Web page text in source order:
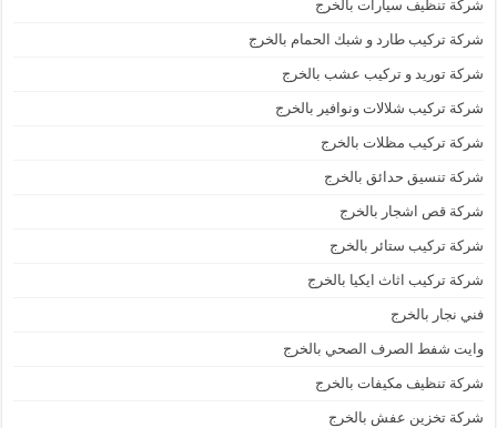
شركة تنظيف سيارات بالخرج
شركة تركيب طارد و شبك الحمام بالخرج
شركة توريد و تركيب عشب بالخرج
شركة تركيب شلالات ونوافير بالخرج
شركة تركيب مظلات بالخرج
شركة تنسيق حدائق بالخرج
شركة قص اشجار بالخرج
شركة تركيب ستائر بالخرج
شركة تركيب اثاث ايكيا بالخرج
فني نجار بالخرج
وايت شفط الصرف الصحي بالخرج
شركة تنظيف مكيفات بالخرج
شركة تخزين عفش بالخرج